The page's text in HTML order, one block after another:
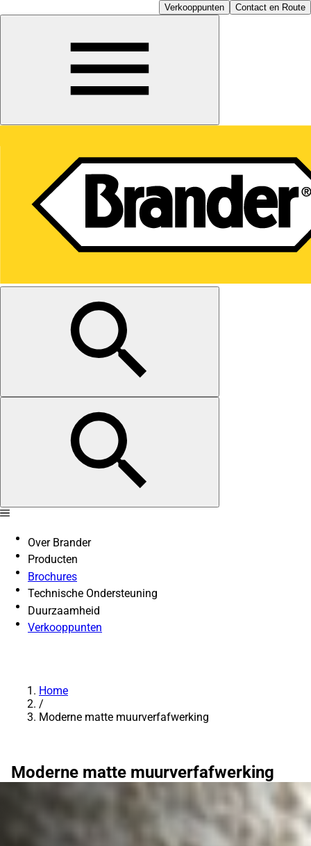
Verkooppunten Contact en Route
Over Brander
Producten
Brochures
Technische Ondersteuning
Duurzaamheid
Verkooppunten
Home
/
Moderne matte muurverfafwerking
Moderne matte muurverfafwerking